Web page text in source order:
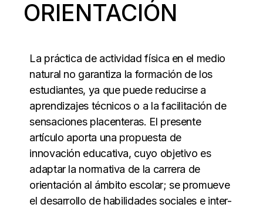
ORIENTACIÓN
La práctica de actividad física en el medio
natural no garantiza la formación de los
estudiantes, ya que puede reducirse a
aprendizajes técnicos o a la facilitación de
sensaciones placenteras. El presente
artículo aporta una propuesta de
innovación educativa, cuyo objetivo es
adaptar la normativa de la carrera de
orientación al ámbito escolar; se promueve
el desarrollo de habilidades sociales e inter-